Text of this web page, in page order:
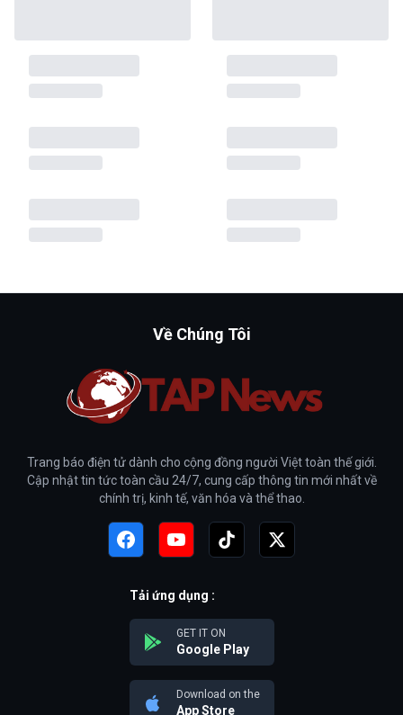
Về Chúng Tôi
Trang báo điện tử dành cho cộng đồng người Việt toàn thế giới.
Cập nhật tin tức toàn cầu 24/7, cung cấp thông tin mới nhất về
chính trị, kinh tế, văn hóa và thể thao.
Tải ứng dụng :
GET IT ON
Google Play
Download on the
App Store